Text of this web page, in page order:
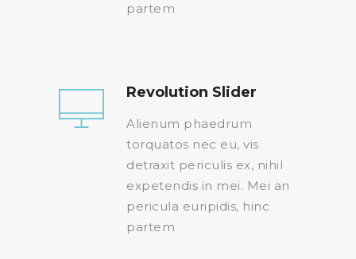
partem
Revolution Slider
Alienum phaedrum
torquatos nec eu, vis
detraxit periculis ex, nihil
expetendis in mei. Mei an
pericula euripidis, hinc
partem